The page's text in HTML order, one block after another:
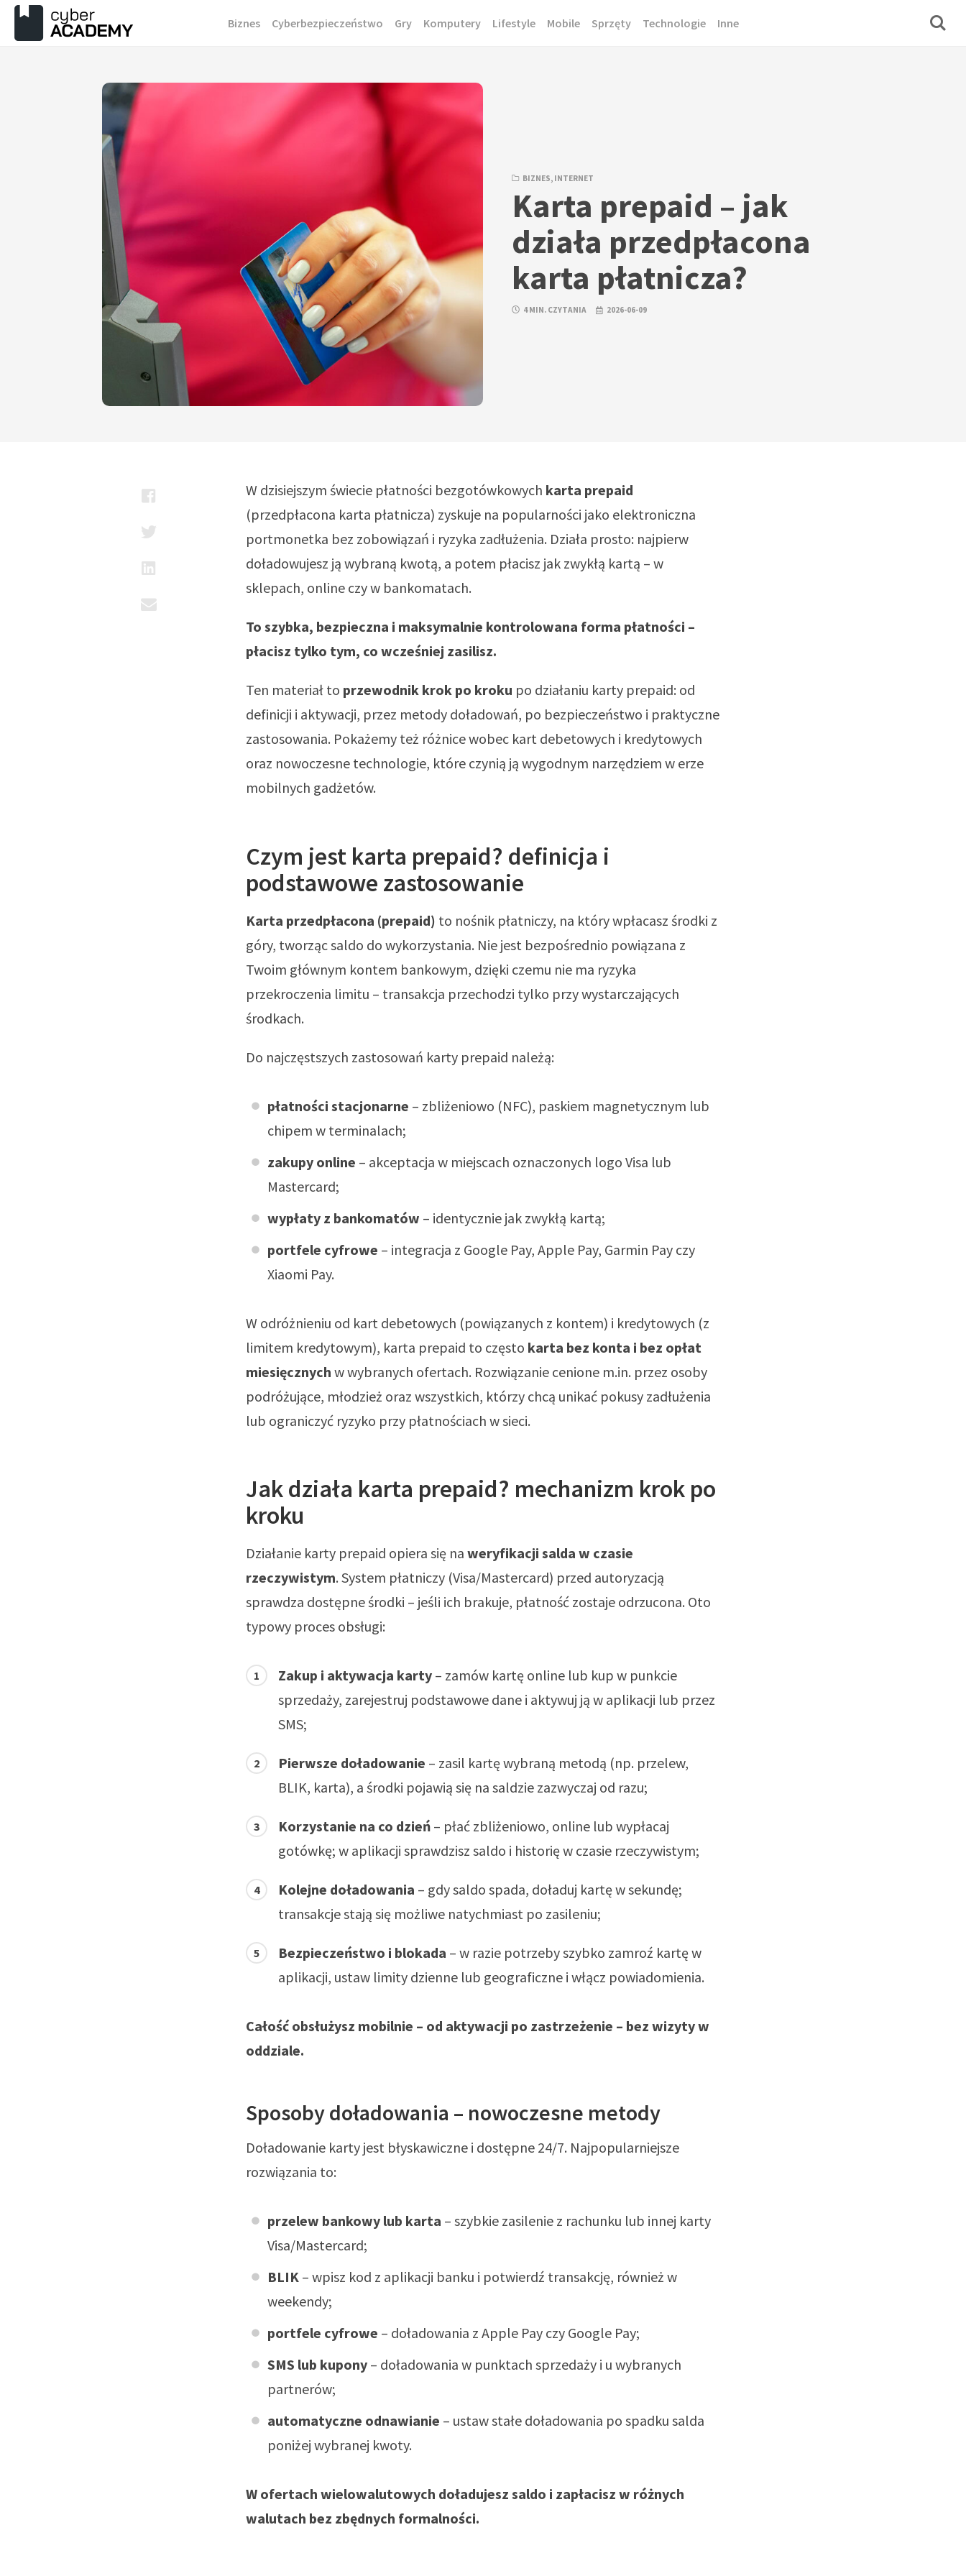
Przejdź
do
Biznes Cyberbezpieczeństwo Gry Komputery Lifestyle Mobile Sprzęty Technologie Inne
BIZNES, INTERNET
Karta prepaid – jak
działa przedpłacona
karta płatnicza?
4 MIN. CZYTANIA 2026-06-09
W dzisiejszym świecie płatności bezgotówkowych karta prepaid
(przedpłacona karta płatnicza) zyskuje na popularności jako elektroniczna
portmonetka bez zobowiązań i ryzyka zadłużenia. Działa prosto: najpierw
doładowujesz ją wybraną kwotą, a potem płacisz jak zwykłą kartą – w
sklepach, online czy w bankomatach.
To szybka, bezpieczna i maksymalnie kontrolowana forma płatności –
płacisz tylko tym, co wcześniej zasilisz.
Ten materiał to przewodnik krok po kroku po działaniu karty prepaid: od
definicji i aktywacji, przez metody doładowań, po bezpieczeństwo i praktyczne
zastosowania. Pokażemy też różnice wobec kart debetowych i kredytowych
oraz nowoczesne technologie, które czynią ją wygodnym narzędziem w erze
mobilnych gadżetów.
Czym jest karta prepaid? definicja i
podstawowe zastosowanie
Karta przedpłacona (prepaid) to nośnik płatniczy, na który wpłacasz środki z
góry, tworząc saldo do wykorzystania. Nie jest bezpośrednio powiązana z
Twoim głównym kontem bankowym, dzięki czemu nie ma ryzyka
przekroczenia limitu – transakcja przechodzi tylko przy wystarczających
środkach.
Do najczęstszych zastosowań karty prepaid należą:
płatności stacjonarne – zbliżeniowo (NFC), paskiem magnetycznym lub
chipem w terminalach;
zakupy online – akceptacja w miejscach oznaczonych logo Visa lub
Mastercard;
wypłaty z bankomatów – identycznie jak zwykłą kartą;
portfele cyfrowe – integracja z Google Pay, Apple Pay, Garmin Pay czy
Xiaomi Pay.
W odróżnieniu od kart debetowych (powiązanych z kontem) i kredytowych (z
limitem kredytowym), karta prepaid to często karta bez konta i bez opłat
miesięcznych w wybranych ofertach. Rozwiązanie cenione m.in. przez osoby
podróżujące, młodzież oraz wszystkich, którzy chcą unikać pokusy zadłużenia
lub ograniczyć ryzyko przy płatnościach w sieci.
Jak działa karta prepaid? mechanizm krok po
kroku
Działanie karty prepaid opiera się na weryfikacji salda w czasie
rzeczywistym. System płatniczy (Visa/Mastercard) przed autoryzacją
sprawdza dostępne środki – jeśli ich brakuje, płatność zostaje odrzucona. Oto
typowy proces obsługi:
Zakup i aktywacja karty – zamów kartę online lub kup w punkcie
sprzedaży, zarejestruj podstawowe dane i aktywuj ją w aplikacji lub przez
SMS;
Pierwsze doładowanie – zasil kartę wybraną metodą (np. przelew,
BLIK, karta), a środki pojawią się na saldzie zazwyczaj od razu;
Korzystanie na co dzień – płać zbliżeniowo, online lub wypłacaj
gotówkę; w aplikacji sprawdzisz saldo i historię w czasie rzeczywistym;
Kolejne doładowania – gdy saldo spada, doładuj kartę w sekundę;
transakcje stają się możliwe natychmiast po zasileniu;
Bezpieczeństwo i blokada – w razie potrzeby szybko zamroź kartę w
aplikacji, ustaw limity dzienne lub geograficzne i włącz powiadomienia.
Całość obsłużysz mobilnie – od aktywacji po zastrzeżenie – bez wizyty w
oddziale.
Sposoby doładowania – nowoczesne metody
Doładowanie karty jest błyskawiczne i dostępne 24/7. Najpopularniejsze
rozwiązania to:
przelew bankowy lub karta – szybkie zasilenie z rachunku lub innej karty
Visa/Mastercard;
BLIK – wpisz kod z aplikacji banku i potwierdź transakcję, również w
weekendy;
portfele cyfrowe – doładowania z Apple Pay czy Google Pay;
SMS lub kupony – doładowania w punktach sprzedaży i u wybranych
partnerów;
automatyczne odnawianie – ustaw stałe doładowania po spadku salda
poniżej wybranej kwoty.
W ofertach wielowalutowych doładujesz saldo i zapłacisz w różnych
walutach bez zbędnych formalności.